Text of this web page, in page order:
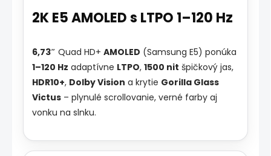
Pro
má
dizajn
modulu)
2K E5 AMOLED s LTPO 1–120 Hz
6,73″ Quad HD+ AMOLED (Samsung E5) ponúka
1–120 Hz adaptívne LTPO, 1500 nit špičkový jas,
HDR10+, Dolby Vision a krytie Gorilla Glass
Victus– plynulé scrollovanie, verné farby aj
vonku na slnku.